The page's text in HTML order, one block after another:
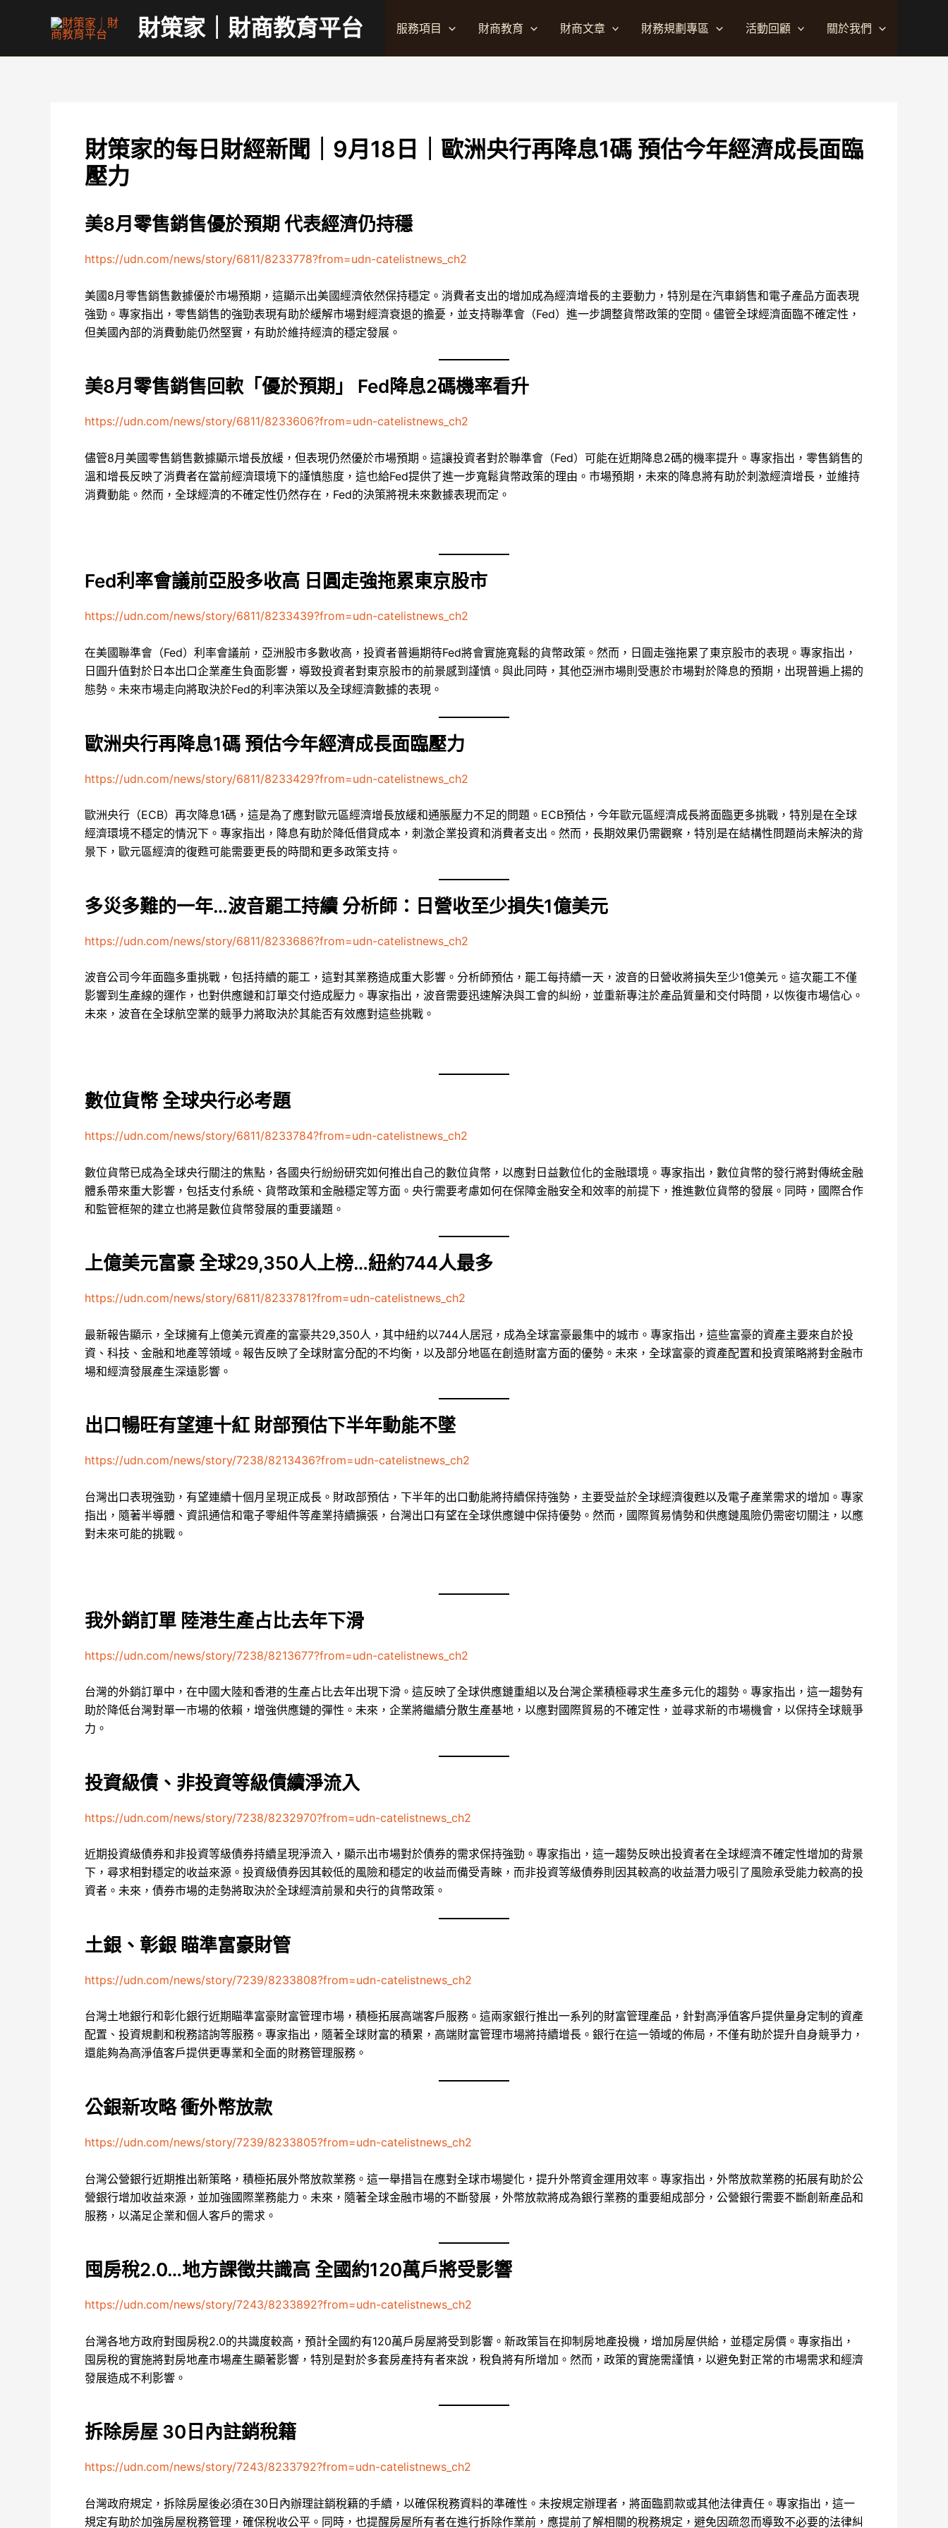
財策家｜財商教育平台 服務項目 財商教育 財商文章 財務規劃專區 活動回顧 關於我們
財策家的每日財經新聞｜9月18日｜歐洲央行再降息1碼 預估今年經濟成長面臨
壓力
美8月零售銷售優於預期 代表經濟仍持穩
https://udn.com/news/story/6811/8233778?from=udn-catelistnews_ch2
美國8月零售銷售數據優於市場預期，這顯示出美國經濟依然保持穩定。消費者支出的增加成為經濟增長的主要動力，特別是在汽車銷售和電子產品方面表現
強勁。專家指出，零售銷售的強勁表現有助於緩解市場對經濟衰退的擔憂，並支持聯準會（Fed）進一步調整貨幣政策的空間。儘管全球經濟面臨不確定性，
但美國內部的消費動能仍然堅實，有助於維持經濟的穩定發展。
美8月零售銷售回軟「優於預期」 Fed降息2碼機率看升
https://udn.com/news/story/6811/8233606?from=udn-catelistnews_ch2
儘管8月美國零售銷售數據顯示增長放緩，但表現仍然優於市場預期。這讓投資者對於聯準會（Fed）可能在近期降息2碼的機率提升。專家指出，零售銷售的
溫和增長反映了消費者在當前經濟環境下的謹慎態度，這也給Fed提供了進一步寬鬆貨幣政策的理由。市場預期，未來的降息將有助於刺激經濟增長，並維持
消費動能。然而，全球經濟的不確定性仍然存在，Fed的決策將視未來數據表現而定。
Fed利率會議前亞股多收高 日圓走強拖累東京股市
https://udn.com/news/story/6811/8233439?from=udn-catelistnews_ch2
在美國聯準會（Fed）利率會議前，亞洲股市多數收高，投資者普遍期待Fed將會實施寬鬆的貨幣政策。然而，日圓走強拖累了東京股市的表現。專家指出，
日圓升值對於日本出口企業產生負面影響，導致投資者對東京股市的前景感到謹慎。與此同時，其他亞洲市場則受惠於市場對於降息的預期，出現普遍上揚的
態勢。未來市場走向將取決於Fed的利率決策以及全球經濟數據的表現。
歐洲央行再降息1碼 預估今年經濟成長面臨壓力
https://udn.com/news/story/6811/8233429?from=udn-catelistnews_ch2
歐洲央行（ECB）再次降息1碼，這是為了應對歐元區經濟增長放緩和通脹壓力不足的問題。ECB預估，今年歐元區經濟成長將面臨更多挑戰，特別是在全球
經濟環境不穩定的情況下。專家指出，降息有助於降低借貸成本，刺激企業投資和消費者支出。然而，長期效果仍需觀察，特別是在結構性問題尚未解決的背
景下，歐元區經濟的復甦可能需要更長的時間和更多政策支持。
多災多難的一年…波音罷工持續 分析師：日營收至少損失1億美元
https://udn.com/news/story/6811/8233686?from=udn-catelistnews_ch2
波音公司今年面臨多重挑戰，包括持續的罷工，這對其業務造成重大影響。分析師預估，罷工每持續一天，波音的日營收將損失至少1億美元。這次罷工不僅
影響到生產線的運作，也對供應鏈和訂單交付造成壓力。專家指出，波音需要迅速解決與工會的糾紛，並重新專注於產品質量和交付時間，以恢復市場信心。
未來，波音在全球航空業的競爭力將取決於其能否有效應對這些挑戰。
數位貨幣 全球央行必考題
https://udn.com/news/story/6811/8233784?from=udn-catelistnews_ch2
數位貨幣已成為全球央行關注的焦點，各國央行紛紛研究如何推出自己的數位貨幣，以應對日益數位化的金融環境。專家指出，數位貨幣的發行將對傳統金融
體系帶來重大影響，包括支付系統、貨幣政策和金融穩定等方面。央行需要考慮如何在保障金融安全和效率的前提下，推進數位貨幣的發展。同時，國際合作
和監管框架的建立也將是數位貨幣發展的重要議題。
上億美元富豪 全球29,350人上榜…紐約744人最多
https://udn.com/news/story/6811/8233781?from=udn-catelistnews_ch2
最新報告顯示，全球擁有上億美元資產的富豪共29,350人，其中紐約以744人居冠，成為全球富豪最集中的城市。專家指出，這些富豪的資產主要來自於投
資、科技、金融和地產等領域。報告反映了全球財富分配的不均衡，以及部分地區在創造財富方面的優勢。未來，全球富豪的資產配置和投資策略將對金融市
場和經濟發展產生深遠影響。
出口暢旺有望連十紅 財部預估下半年動能不墜
https://udn.com/news/story/7238/8213436?from=udn-catelistnews_ch2
台灣出口表現強勁，有望連續十個月呈現正成長。財政部預估，下半年的出口動能將持續保持強勢，主要受益於全球經濟復甦以及電子產業需求的增加。專家
指出，隨著半導體、資訊通信和電子零組件等產業持續擴張，台灣出口有望在全球供應鏈中保持優勢。然而，國際貿易情勢和供應鏈風險仍需密切關注，以應
對未來可能的挑戰。
我外銷訂單 陸港生產占比去年下滑
https://udn.com/news/story/7238/8213677?from=udn-catelistnews_ch2
台灣的外銷訂單中，在中國大陸和香港的生產占比去年出現下滑。這反映了全球供應鏈重組以及台灣企業積極尋求生產多元化的趨勢。專家指出，這一趨勢有
助於降低台灣對單一市場的依賴，增強供應鏈的彈性。未來，企業將繼續分散生產基地，以應對國際貿易的不確定性，並尋求新的市場機會，以保持全球競爭
力。
投資級債、非投資等級債續淨流入
https://udn.com/news/story/7238/8232970?from=udn-catelistnews_ch2
近期投資級債券和非投資等級債券持續呈現淨流入，顯示出市場對於債券的需求保持強勁。專家指出，這一趨勢反映出投資者在全球經濟不確定性增加的背景
下，尋求相對穩定的收益來源。投資級債券因其較低的風險和穩定的收益而備受青睞，而非投資等級債券則因其較高的收益潛力吸引了風險承受能力較高的投
資者。未來，債券市場的走勢將取決於全球經濟前景和央行的貨幣政策。
土銀、彰銀 瞄準富豪財管
https://udn.com/news/story/7239/8233808?from=udn-catelistnews_ch2
台灣土地銀行和彰化銀行近期瞄準富豪財富管理市場，積極拓展高端客戶服務。這兩家銀行推出一系列的財富管理產品，針對高淨值客戶提供量身定制的資產
配置、投資規劃和稅務諮詢等服務。專家指出，隨著全球財富的積累，高端財富管理市場將持續增長。銀行在這一領域的佈局，不僅有助於提升自身競爭力，
還能夠為高淨值客戶提供更專業和全面的財務管理服務。
公銀新攻略 衝外幣放款
https://udn.com/news/story/7239/8233805?from=udn-catelistnews_ch2
台灣公營銀行近期推出新策略，積極拓展外幣放款業務。這一舉措旨在應對全球市場變化，提升外幣資金運用效率。專家指出，外幣放款業務的拓展有助於公
營銀行增加收益來源，並加強國際業務能力。未來，隨著全球金融市場的不斷發展，外幣放款將成為銀行業務的重要組成部分，公營銀行需要不斷創新產品和
服務，以滿足企業和個人客戶的需求。
囤房稅2.0…地方課徵共識高 全國約120萬戶將受影響
https://udn.com/news/story/7243/8233892?from=udn-catelistnews_ch2
台灣各地方政府對囤房稅2.0的共識度較高，預計全國約有120萬戶房屋將受到影響。新政策旨在抑制房地產投機，增加房屋供給，並穩定房價。專家指出，
囤房稅的實施將對房地產市場產生顯著影響，特別是對於多套房產持有者來說，稅負將有所增加。然而，政策的實施需謹慎，以避免對正常的市場需求和經濟
發展造成不利影響。
拆除房屋 30日內註銷稅籍
https://udn.com/news/story/7243/8233792?from=udn-catelistnews_ch2
台灣政府規定，拆除房屋後必須在30日內辦理註銷稅籍的手續，以確保稅務資料的準確性。未按規定辦理者，將面臨罰款或其他法律責任。專家指出，這一
規定有助於加強房屋稅務管理，確保稅收公平。同時，也提醒房屋所有者在進行拆除作業前，應提前了解相關的稅務規定，避免因疏忽而導致不必要的法律糾